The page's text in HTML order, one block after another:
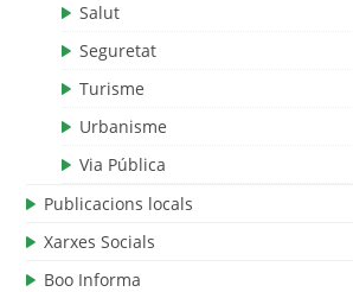
Salut
Seguretat
Turisme
Urbanisme
Via Pública
Publicacions locals
Xarxes Socials
Boo Informa